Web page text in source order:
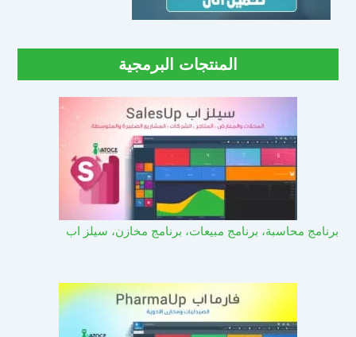
المنتجات البرمجية
برنامج محاسبة، برنامج مبيعات، برنامج مخازن، سيلز اب